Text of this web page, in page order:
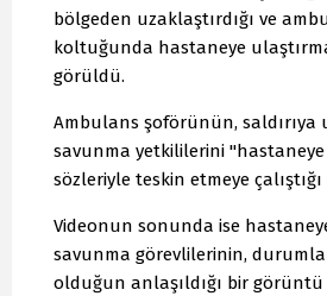
bölgeden uzaklaştırdığı ve
koltuğunda hastaneye
görüldü.
Ambulans şoförünün, saldırıya
savunma yetkililerini
sözleriyle teskin etmeye
Videonun sonunda ise
savunma görevlilerinin,
olduğun anlaşıldığı bir görüntü